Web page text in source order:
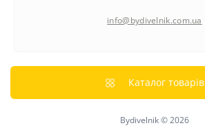
Політика конфіденційностіinfo@bydivelnik.com.ua
Каталог товарів
Bydivelnik © 2026